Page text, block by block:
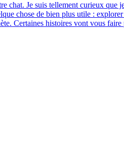
Je suis tellement curieux que
chose de bien plus utile :
Certaines histoires vont vous